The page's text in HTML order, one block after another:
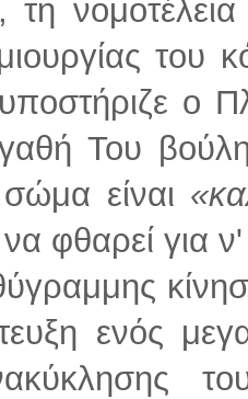
τη
ο
Του
είναι
φθαρεί για
ενός